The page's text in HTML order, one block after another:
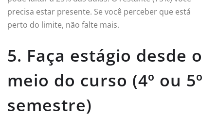
precisa estar presente. Se você perceber que está
perto do limite, não falte mais.
5. Faça estágio desde o
meio do curso (4º ou 5º
semestre)